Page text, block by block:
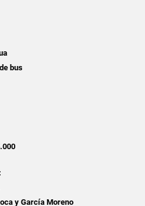
bus
y García Moreno